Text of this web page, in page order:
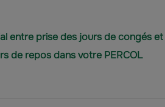
entre prise des jours de congés
de repos dans votre PERCOL